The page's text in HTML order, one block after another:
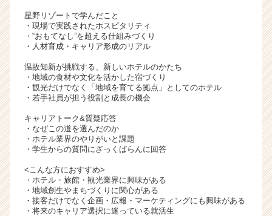
星野リゾートで学んだこと
・現場で実践されたホスピタリティ
・“おもてなし”を超える仕組みづくり
・人材育成・キャリア形成のリアル
温故知新が挑戦する、新しいホテルのかたち
・地域の食材や文化を活かした宿づくり
・観光だけでなく「地域を育てる拠点」としてのホテル
・若手社員が担う役割と成長の機会
キャリアトーク&質疑応答
・なぜこの道を選んだのか
・ホテル業界のやりがいと課題
・学生からの質問にざっくばらんに回答
<こんな方におすすめ>
・ホテル・旅館・観光業界に興味がある
・地域創生やまちづくりに関心がある
・接客だけでなく企画・広報・マーケティングにも興味がある
・将来のキャリア選択に迷っている就活生